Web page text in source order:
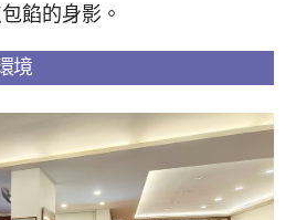
餡的身影。
境